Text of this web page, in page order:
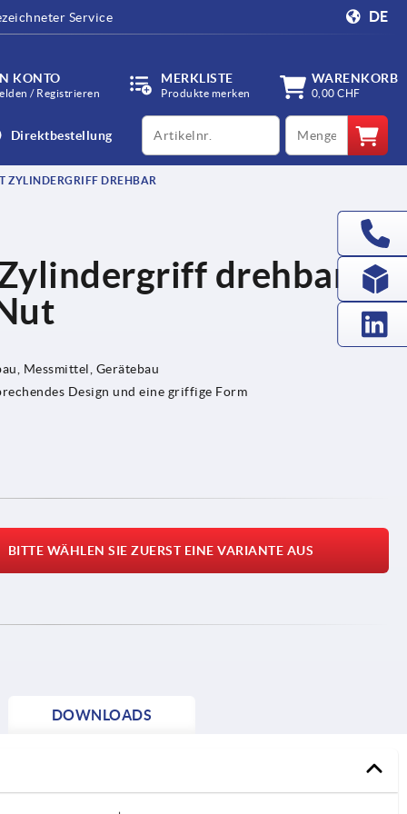
Service DE
KONTO
/ Registrieren
MERKLISTE
Produkte merken
WARENKORB
0,00 CHF
Direktbestellung
productCode qty
ZYLINDERGRIFF DREHBAR
drehbar,
Messmittel, Gerätebau
Design und eine griffige Form
BITTE WÄHLEN SIE ZUERST EINE VARIANTE AUS
DOWNLOADS